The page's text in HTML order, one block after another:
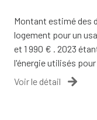
Montant estimé des
logement pour un
et 1 990 € . 2023
l'énergie utilisés
Voir le détail